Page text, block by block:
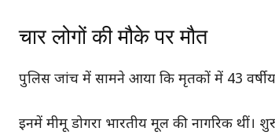
चार लोगों की मौके पर मौत
पुलिस जांच में सामने आया कि मृतकों में 43 वर्षीय
इनमें मीमू डोगरा भारतीय मूल की नागरिक